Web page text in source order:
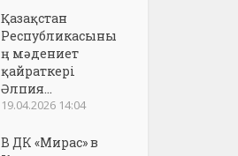
Қазақстан
Республикасыны
ң мәдениет
қайраткері
Әлпия...
19.04.2026 14:04
В ДК «Мирас» в